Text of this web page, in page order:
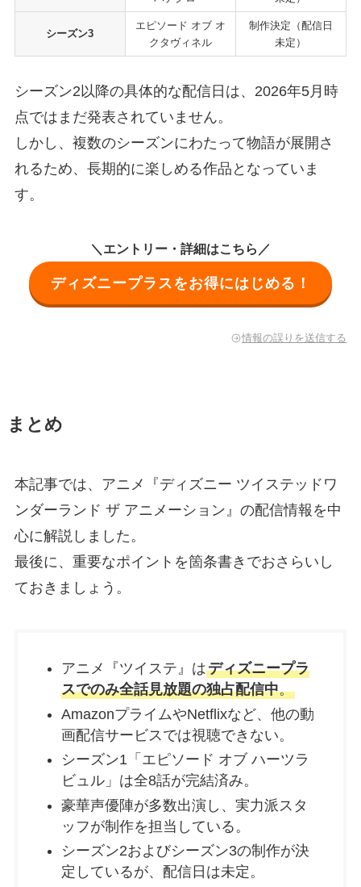
シーズン3
エピソード オブ オ
クタヴィネル
制作決定（配信日
未定）
シーズン2以降の具体的な配信日は、2026年5月時
点ではまだ発表されていません。
しかし、複数のシーズンにわたって物語が展開さ
れるため、長期的に楽しめる作品となっていま
す。
＼エントリー・詳細はこちら／
ディズニープラスをお得にはじめる！
情報の誤りを送信する
まとめ
本記事では、アニメ『ディズニー ツイステッドワ
ンダーランド ザ アニメーション』の配信情報を中
心に解説しました。
最後に、重要なポイントを箇条書きでおさらいし
ておきましょう。
アニメ『ツイステ』はディズニープラ
スでのみ全話見放題の独占配信中。
AmazonプライムやNetflixなど、他の動
画配信サービスでは視聴できない。
シーズン1「エピソード オブ ハーツラ
ビュル」は全8話が完結済み。
豪華声優陣が多数出演し、実力派スタ
ッフが制作を担当している。
シーズン2およびシーズン3の制作が決
定しているが、配信日は未定。